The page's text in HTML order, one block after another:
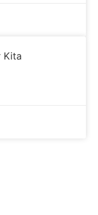
Kita